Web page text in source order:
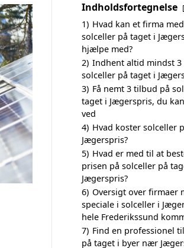
Indholdsfortegnelse
1) Hvad kan et firma
solceller på taget i
hjælpe med?
2) Indhent altid mindst
solceller på taget i
3) Få nemt 3 tilbud på
taget i Jægerspris, du
ved
4) Hvad koster solceller
Jægerspris?
5) Hvad er med til at
prisen på solceller på
Jægerspris?
6) Oversigt over firmaer
speciale i solceller i
hele Frederikssund
7) Find en professionel
på taget i byer nær